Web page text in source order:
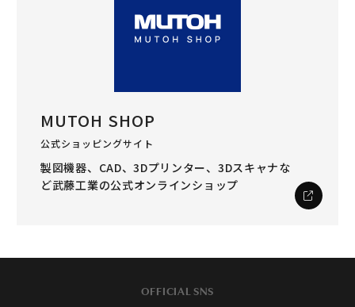
MUTOH SHOP
公式ショッピングサイト
製図機器、CAD、3Dプリンター、3Dスキャナな
ど武藤工業の公式オンラインショップ
OFFICIAL SNS